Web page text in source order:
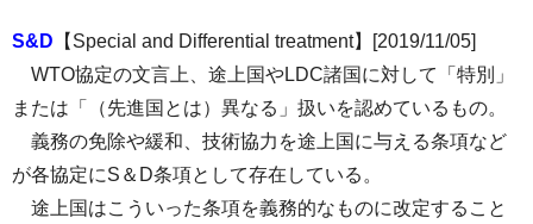
S&D 【Special and Differential treatment】[2019/11/05]
WTO協定の文言上、途上国やLDC諸国に対して「特別」
または「（先進国とは）異なる」扱いを認めているもの。
義務の免除や緩和、技術協力を途上国に与える条項など
が各協定にS＆D条項として存在している。
途上国はこういった条項を義務的なものに改定すること